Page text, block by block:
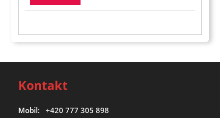
Kontakt
Mobil:+420 777 305 898